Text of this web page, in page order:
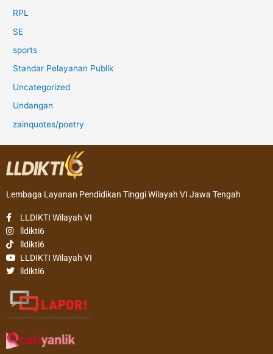
RPL
SE
sports
Standar Pelayanan Publik
Uncategorized
Undangan
zainquotes/poetry
Lembaga Layanan Pendidikan Tinggi Wilayah VI Jawa Tengah
LLDIKTI Wilayah VI
lldikti6
lldikti6
LLDIKTI Wilayah VI
lldikti6